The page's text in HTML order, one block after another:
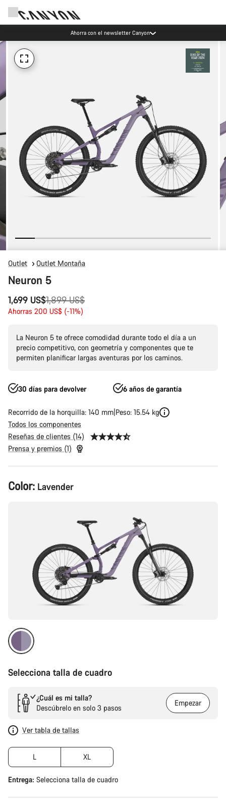
Ahorra con el newsletter Canyon
Outlet Outlet Montaña
Neuron 5
1,699 US$
Precio
original
1,899 US$
Ahorras 200 US$ (-11%)
La Neuron 5 te ofrece comodidad durante todo el día a un
precio competitivo, con geometría y componentes que te
permiten planificar largas aventuras por los caminos.
30 días para devolver 6 años de garantía
Recorrido de la horquilla: 140 mm Peso: 15.54 kg
Todos los componentes
Reseñas de clientes (14)
Prensa y premios (1)
Configuración
del
Color: Lavender
Selecciona talla de cuadro
¿Cuál es mi talla?
Descúbrelo en solo 3 pasos
Empezar
Ver tabla de tallas
L XL
Entrega: Selecciona talla de cuadro